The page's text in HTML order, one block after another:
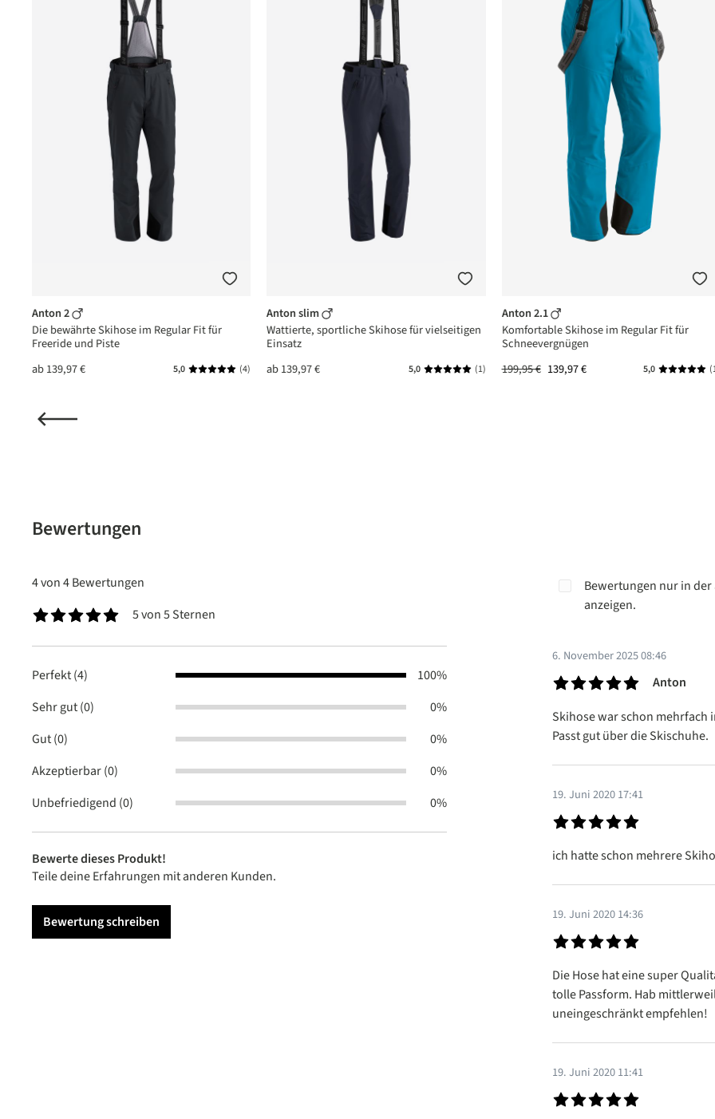
Bewertung von 5 von 5 Sternen
Anton 2
Die bewährte Skihose im Regular Fit für
Freeride und Piste
ab139,97 € 5,0 Durchschnittliche Bewertung von 5 von 5 Sternen
(4)
Anton slim
Wattierte, sportliche Skihose für vielseitigen
Einsatz
ab139,97 € 5,0 Durchschnittliche Bewertung von 5 von 5 Sternen
(1)
Anton 2.1
Komfortable Skihose im Regular Fit für
Schneevergnügen
199,95 € 139,97 € 5,0
Bewertungen
4 von 4 Bewertungen
5 von 5 Sternen
Perfekt (4)
100%
Sehr gut (0)
0%
Gut (0)
0%
Akzeptierbar (0)
0%
Unbefriedigend (0)
0%
Bewerte dieses Produkt!
Teile deine Erfahrungen mit anderen Kunden.
Bewertung schreiben
Bewertungen nur in
anzeigen.
6. November 2025 08:46
Anton
Skihose war schon mehrfach
Passt gut über die Skischuhe.
19. Juni 2020 17:41
ich hatte schon mehrere
19. Juni 2020 14:36
Die Hose hat eine super
tolle Passform. Hab
uneingeschränkt empfehlen!
19. Juni 2020 11:41